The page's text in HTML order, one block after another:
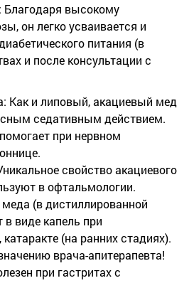
Благодаря высокому
он легко усваивается и
питания (в
и после консультации с
Как и липовый, акациевый мед
седативным действием.
при нервном
свойство акациевого
в офтальмологии.
(в дистиллированной
виде капель при
(на ранних стадиях).
врача-апитерапевта!
при гастритах с